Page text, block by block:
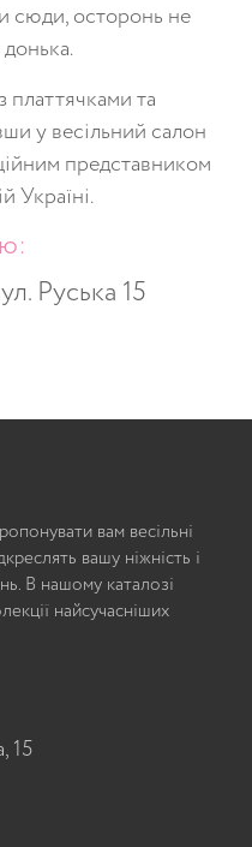
сюди, осторонь не
та
у весільний салон
представником
Україні.
Руська 15
вам весільні
вашу ніжність і
В нашому каталозі
найсучасніших
15